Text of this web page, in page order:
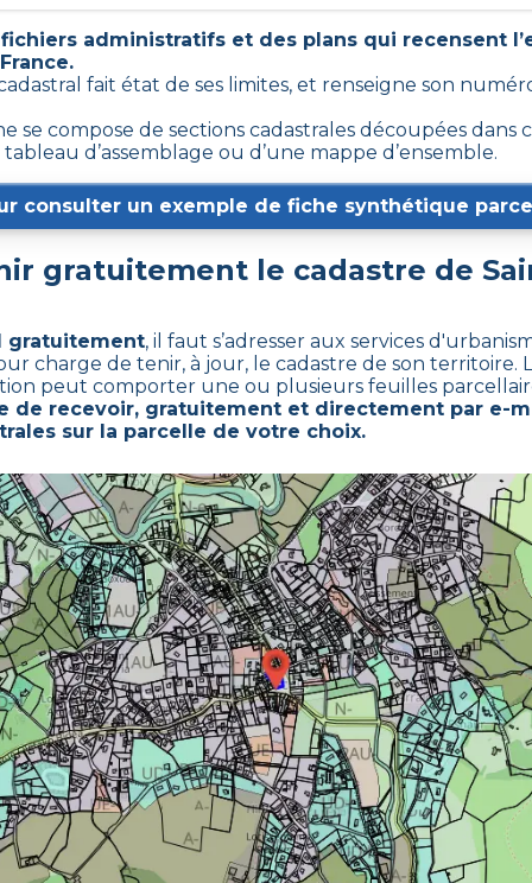
administratifs et des plans qui recensent
fait état de ses limites, et renseigne son
se compose de sections cadastrales découpées dans
d’assemblage ou d’une mappe d’ensemble.
consulter un exemple de fiche synthétique
gratuitement le cadastre de
gratuitement, il faut s’adresser aux services
charge de tenir, à jour, le cadastre de son territoire.
peut comporter une ou plusieurs feuilles
de recevoir, gratuitement et directement par e-
sur la parcelle de votre choix.